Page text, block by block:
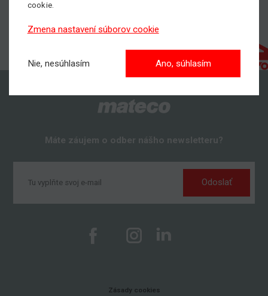
Máte záujem o odber nášho newsletteru?
Odoslať
Zásady cookies
cookie.
Zmena nastavení súborov cookie
Nie, nesúhlasím Ano, súhlasím